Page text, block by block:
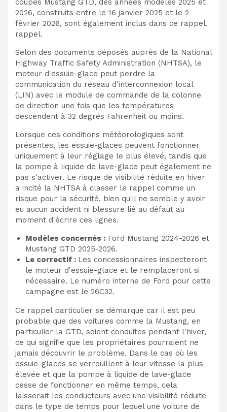
coupés Mustang GTD, des années modèles 2025 et
2026, construits entre le 16 janvier 2025 et le 2
février 2026, sont également inclus dans ce rappel.
rappel.
Selon des documents déposés auprès de la National
Highway Traffic Safety Administration (NHTSA), le
moteur d'essuie-glace peut perdre la
communication du réseau d'interconnexion local
(LIN) avec le module de commande de la colonne
de direction une fois que les températures
descendent à 32 degrés Fahrenheit ou moins.
Lorsque ces conditions météorologiques sont
présentes, les essuie-glaces peuvent fonctionner
uniquement à leur réglage le plus élevé, tandis que
la pompe à liquide de lave-glace peut également ne
pas s'activer. Le risque de visibilité réduite en hiver
a incité la NHTSA à classer le rappel comme un
risque pour la sécurité, bien qu'il ne semble y avoir
eu aucun accident ni blessure lié au défaut au
moment d'écrire ces lignes.
Modèles concernés : Ford Mustang 2024-2026 et
Mustang GTD 2025-2026.
Le correctif : Les concessionnaires inspecteront
le moteur d'essuie-glace et le remplaceront si
nécessaire. Le numéro interne de Ford pour cette
campagne est le 26C32.
Ce rappel particulier se démarque car il est peu
probable que des voitures comme la Mustang, en
particulier la GTD, soient conduites pendant l'hiver,
ce qui signifie que les propriétaires pourraient ne
jamais découvrir le problème. Dans le cas où les
essuie-glaces se verrouillent à leur vitesse la plus
élevée et que la pompe à liquide de lave-glace
cesse de fonctionner en même temps, cela
laisserait les conducteurs avec une visibilité réduite
dans le type de temps pour lequel une voiture de